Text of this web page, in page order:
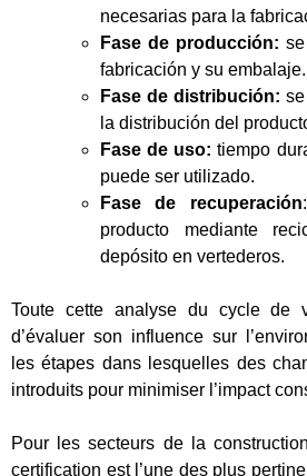
necesarias para la
Fase de producción:
fabricación y su embalaje.
Fase de distribución:
la distribución del
Fase de uso: tiempo
puede ser utilizado.
Fase de recuperación
producto mediante
depósito en vertederos.
Toute cette analyse du cycle de
d’évaluer son influence sur
les étapes dans lesquelles des
introduits pour minimiser l’impact
Pour les secteurs de la
certification est l’une des plus